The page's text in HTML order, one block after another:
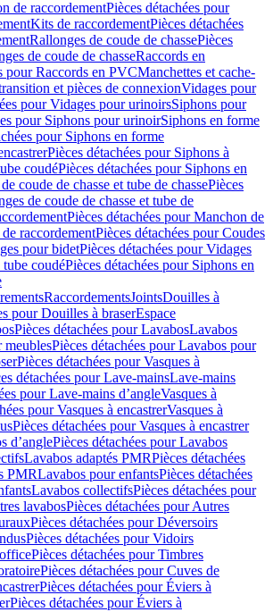
de raccordementPièces détachées pour
Kits de raccordementPièces détachées
Rallonges de coude de chassePièces
de coude de chasseRaccords en
pour Raccords en PVCManchettes et cache-
et pièces de connexionVidages pour
pour Vidages pour urinoirsSiphons pour
pour Siphons pour urinoirSiphons en forme
pour Siphons en forme
Pièces détachées pour Siphons à
coudéPièces détachées pour Siphons en
coude de chasse et tube de chassePièces
de coude de chasse et tube de
Pièces détachées pour Manchon de
raccordementPièces détachées pour Coudes
pour bidetPièces détachées pour Vidages
tube coudéPièces détachées pour Siphons en
RaccordementsJointsDouilles à
pour Douilles à braserEspace
Pièces détachées pour LavabosLavabos
meublesPièces détachées pour Lavabos pour
Pièces détachées pour Vasques à
détachées pour Lave-mainsLave-mains
pour Lave-mains d’angleVasques à
pour Vasques à encastrerVasques à
Pièces détachées pour Vasques à encastrer
d’anglePièces détachées pour Lavabos
Lavabos adaptés PMRPièces détachées
PMRLavabos pour enfantsPièces détachées
Lavabos collectifsPièces détachées pour
lavabosPièces détachées pour Autres
Pièces détachées pour Déversoirs
Pièces détachées pour Vidoirs
Pièces détachées pour Timbres
Pièces détachées pour Cuves de
Pièces détachées pour Éviers à
Pièces détachées pour Éviers à